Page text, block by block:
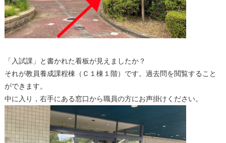
「入試課」と書かれた看板が見えましたか？
それが教員養成課程棟（Ｃ１棟１階）です。過去問を閲覧すること
ができます。
中に入り，右手にある窓口から職員の方にお声掛けください。